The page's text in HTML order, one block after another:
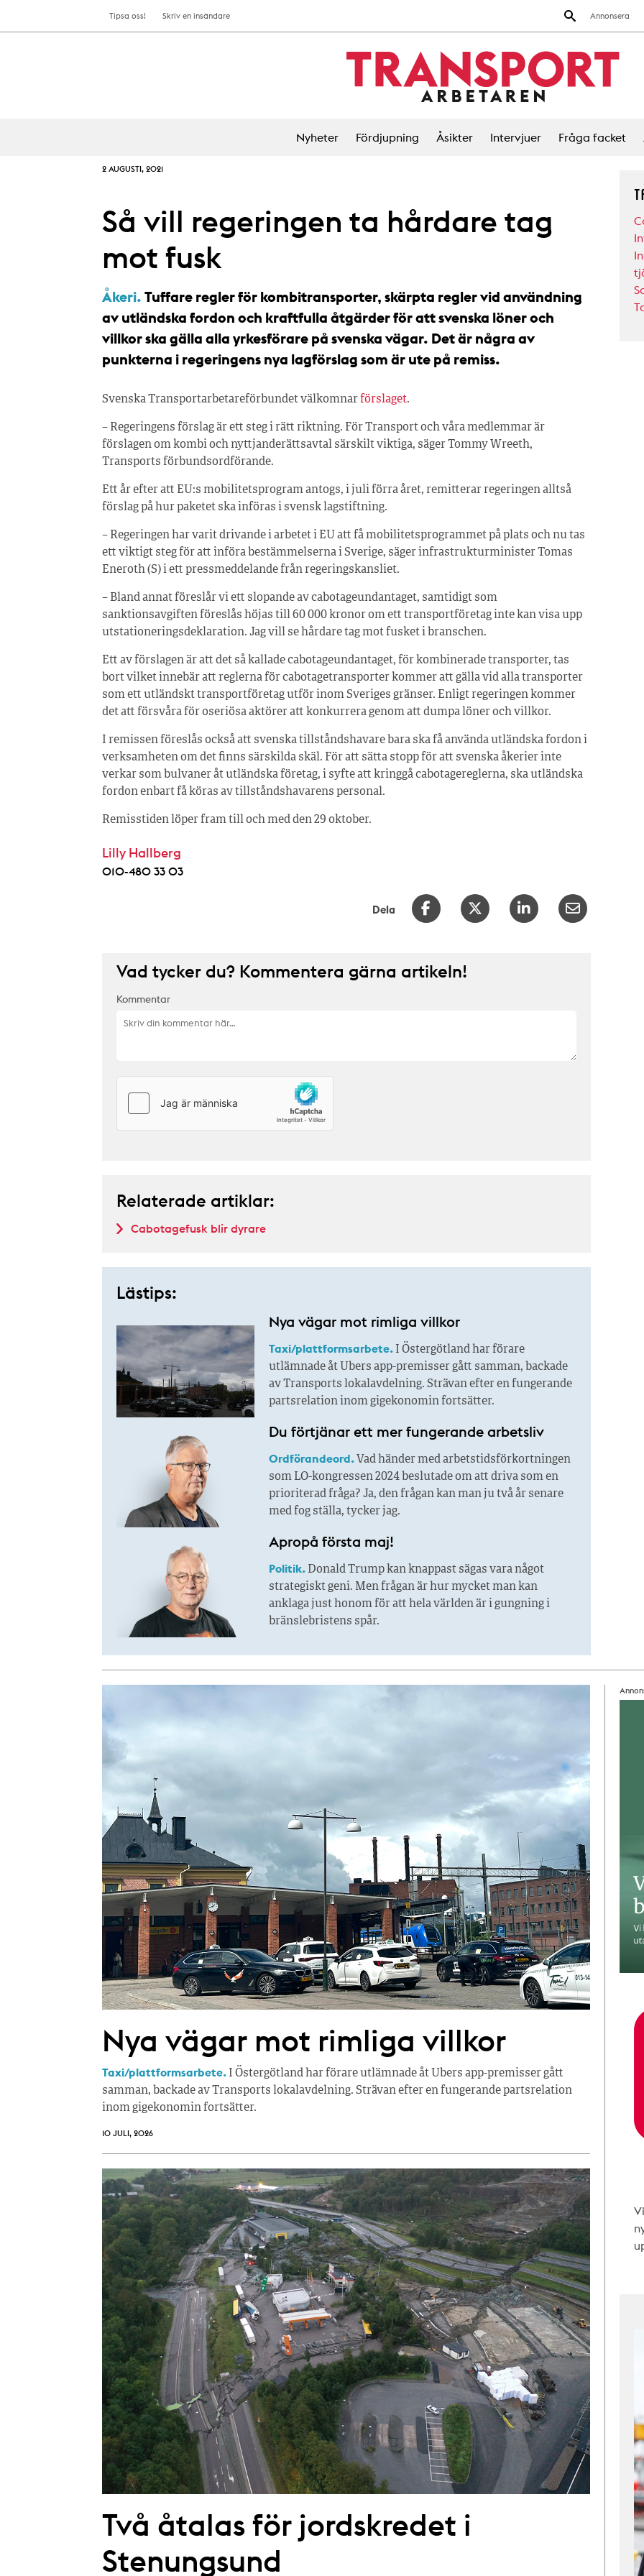
Annonsera
Tipsa oss! Skriv en insändare
Nyheter Fördjupning Åsikter Intervjuer Fråga facket
2 AUGUSTI, 2021
Så vill regeringen ta hårdare tag
mot fusk
Åkeri. Tuffare regler för kombitransporter, skärpta regler vid användning
av utländska fordon och kraftfulla åtgärder för att svenska löner och
villkor ska gälla alla yrkesförare på svenska vägar. Det är några av
punkterna i regeringens nya lagförslag som är ute på remiss.
Svenska Transportarbetareförbundet välkomnarförslaget.
– Regeringens förslag är ett steg i rätt riktning. För Transport och våra medlemmar är
förslagen om kombi och nyttjanderättsavtal särskilt viktiga, säger Tommy Wreeth,
Transports förbundsordförande.
Ett år efter att EU:s mobilitetsprogram antogs, i juli förra året, remitterar regeringen alltså
förslag på hur paketet ska införas i svensk lagstiftning.
– Regeringen har varit drivande i arbetet i EU att få mobilitetsprogrammet på plats och nu tas
ett viktigt steg för att införa bestämmelserna i Sverige, säger infrastrukturminister Tomas
Eneroth (S) i ett pressmeddelande från regeringskansliet.
– Bland annat föreslår vi ett slopande av cabotageundantaget, samtidigt som
sanktionsavgiften föreslås höjas till 60 000 kronor om ett transportföretag inte kan visa upp
utstationeringsdeklaration. Jag vill se hårdare tag mot fusket i branschen.
Ett av förslagen är att det så kallade cabotageundantaget, för kombinerade transporter, tas
bort vilket innebär att reglerna för cabotagetransporter kommer att gälla vid alla transporter
som ett utländskt transportföretag utför inom Sveriges gränser. Enligt regeringen kommer
det att försvåra för oseriösa aktörer att konkurrera genom att dumpa löner och villkor.
I remissen föreslås också att svenska tillståndshavare bara ska få använda utländska fordon i
verksamheten om det finns särskilda skäl. För att sätta stopp för att svenska åkerier inte
verkar som bulvaner åt utländska företag, i syfte att kringgå cabotagereglerna, ska utländska
fordon enbart få köras av tillståndshavarens personal.
Remisstiden löper fram till och med den 29 oktober.
Lilly Hallberg
010-480 33 03
Dela
Vad tycker du? Kommentera gärna artikeln!
Kommentar
Relaterade artiklar:
Cabotagefusk blir dyrare
Lästips:
Nya vägar mot rimliga villkor
Taxi/plattformsarbete.I Östergötland har förare
utlämnade åt Ubers app-premisser gått samman, backade
av Transports lokalavdelning. Strävan efter en fungerande
partsrelation inom gigekonomin fortsätter.
Du förtjänar ett mer fungerande arbetsliv
Ordförandeord.Vad händer med arbetstidsförkortningen
som LO-kongressen 2024 beslutade om att driva som en
prioriterad fråga? Ja, den frågan kan man ju två år senare
med fog ställa, tycker jag.
Apropå första maj!
Politik.Donald Trump kan knappast sägas vara något
strategiskt geni. Men frågan är hur mycket man kan
anklaga just honom för att hela världen är i gungning i
bränslebristens spår.
Nya vägar mot rimliga villkor
Taxi/plattformsarbete. I Östergötland har förare utlämnade åt Ubers app-premisser gått
samman, backade av Transports lokalavdelning. Strävan efter en fungerande partsrelation
inom gigekonomin fortsätter.
10 JULI, 2026
Två åtalas för jordskredet i
Stenungsund